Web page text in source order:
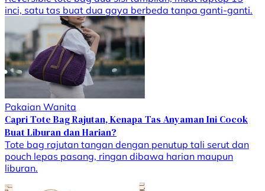
inci, satu tas buat dua gaya berbeda tanpa ganti-ganti.
Pakaian Wanita
Capri Tote Bag Rajutan, Kenapa Tas Anyaman Ini Cocok
Buat Liburan dan Harian?
Tote bag rajutan tangan dengan penutup tali serut dan
pouch lepas pasang, ringan dibawa harian maupun
liburan.